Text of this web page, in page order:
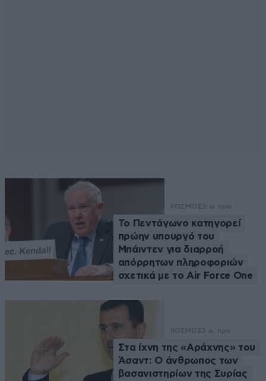
ΚΟΣΜΟΣ2 ω. πριν
Το Πεντάγωνο κατηγορεί
πρώην υπουργό του
Μπάιντεν για διαρροή
απόρρητων πληροφοριών
σχετικά με το Air Force One
ΚΟΣΜΟΣ3 ω. πριν
Στα ίχνη της «Αράχνης» του
Άσαντ: Ο άνθρωπος των
βασανιστηρίων της Συρίας